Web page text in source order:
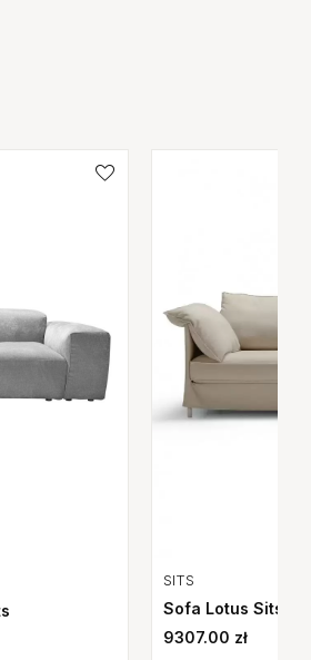
SITS
Sofa Lotus Sits
9307.00 zł